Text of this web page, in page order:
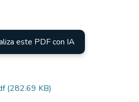
este PDF con IA
(282.69 KB)